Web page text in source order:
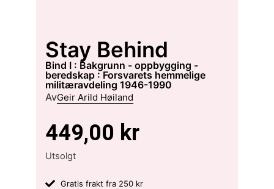
Stay Behind
Bind I : Bakgrunn - oppbygging -
beredskap : Forsvarets hemmelige
militæravdeling 1946-1990
AvGeir Arild Høiland
449,00 kr
Utsolgt
Gratis frakt fra 250 kr